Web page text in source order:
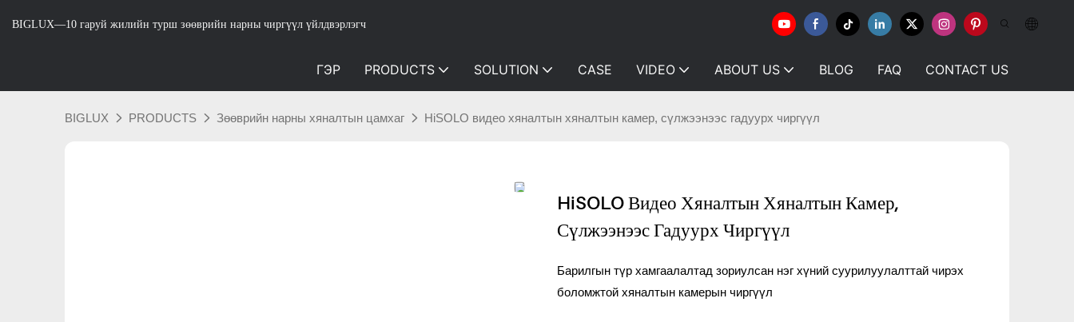
BIGLUX—10 гаруй жилийн турш зөөврийн нарны чиргүүл үйлдвэрлэгч
ГЭР PRODUCTS SOLUTION CASE VIDEO ABOUT US BLOG FAQ CONTACT US
BIGLUX PRODUCTS Зөөврийн нарны хяналтын цамхаг HiSOLO видео хяналтын хяналтын камер, сүлжээнээс гадуурх чиргүүл
HiSOLO Видео Хяналтын Хяналтын Камер,
Сүлжээнээс Гадуурх Чиргүүл
Барилгын түр хамгаалалтад зориулсан нэг хүний ​​суурилуулалттай чирэх
боломжтой хяналтын камерын чиргүүл